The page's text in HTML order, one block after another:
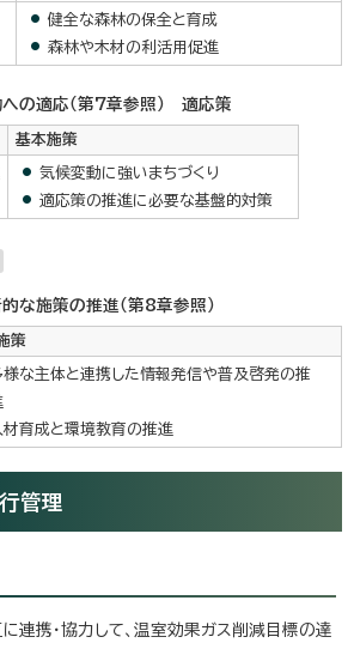
健全な森林の保全と育成
森林や木材の利活用促進
への適応（第7章参照） 適応策
基本施策
気候変動に強いまちづくり
適応策の推進に必要な基盤的対策
的な施策の推進（第8章参照）
策
様な主体と連携した情報発信や普及啓発の推
材育成と環境教育の推進
管理
連携・協力して、温室効果ガス削減目標の達